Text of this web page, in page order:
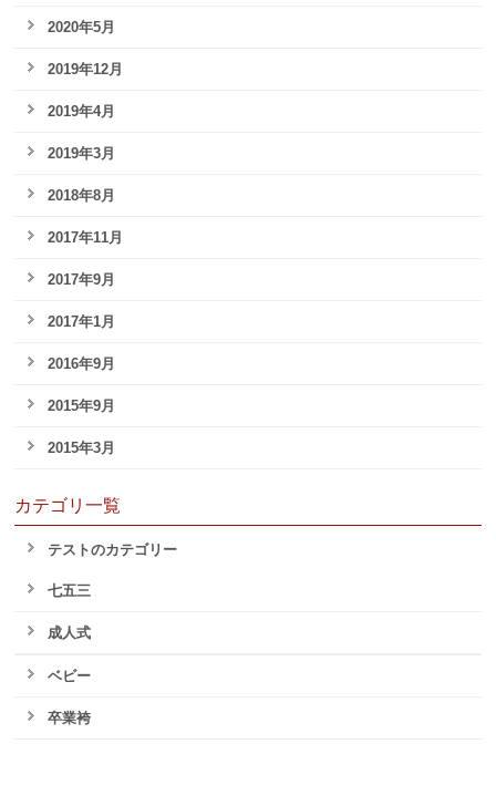
2020年5月
2019年12月
2019年4月
2019年3月
2018年8月
2017年11月
2017年9月
2017年1月
2016年9月
2015年9月
2015年3月
カテゴリ一覧
テストのカテゴリー
七五三
成人式
ベビー
卒業袴